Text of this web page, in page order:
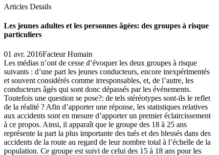
Articles Details
Les jeunes adultes et les personnes âgées: des groupes à risque
particuliers
01 avr. 2016Facteur Humain
Les médias n’ont de cesse d’évoquer les deux groupes à risque
suivants : d’une part les jeunes conducteurs, encore inexpérimentés
et souvent considérés comme irresponsables, et, de l’autre, les
conducteurs âgés qui sont donc dépassés par les événements.
Toutefois une question se pose?: de tels stéréotypes sont-ils le reflet
de la réalité ? Afin d’apporter une réponse, les statistiques relatives
aux accidents sont en mesure d’apporter un premier éclaircissement
à ce propos. Ainsi, il apparaît que le groupe des 18 à 25 ans
représente la part la plus importante des tués et des blessés dans des
accidents de la route au regard de leur nombre total à l’échelle de la
population. Ce groupe est suivi de celui des 15 à 18 ans pour les